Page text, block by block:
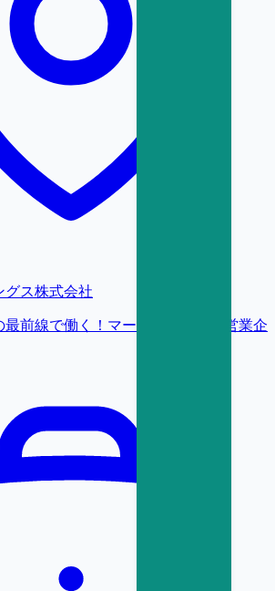
グス株式会社
前線で働く！マーケティング・営業企